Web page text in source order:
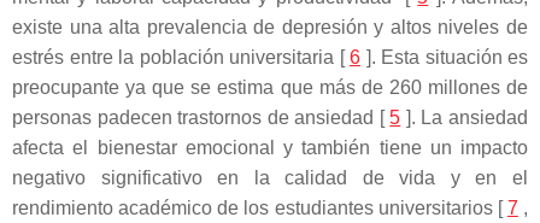
existe una alta prevalencia de depresión y altos niveles de
estrés entre la población universitaria [6 ]. Esta situación es
preocupante ya que se estima que más de 260 millones de
personas padecen trastornos de ansiedad [5 ]. La ansiedad
afecta el bienestar emocional y también tiene un impacto
negativo significativo en la calidad de vida y en el
rendimiento académico de los estudiantes universitarios [7 ,